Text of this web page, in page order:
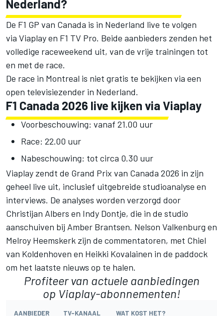
Nederland?
De F1 GP van Canada is in Nederland live te volgen
via Viaplay en F1 TV Pro. Beide aanbieders zenden het
volledige raceweekend uit, van de vrije trainingen tot
en met de race.
De race in Montreal is niet gratis te bekijken via een
open televisiezender in Nederland.
F1 Canada 2026 live kijken via Viaplay
Voorbeschouwing: vanaf 21.00 uur
Race: 22.00 uur
Nabeschouwing: tot circa 0.30 uur
Viaplay zendt de Grand Prix van Canada 2026 in zijn
geheel live uit, inclusief uitgebreide studioanalyse en
interviews. De analyses worden verzorgd door
Christijan Albers en Indy Dontje, die in de studio
aanschuiven bij Amber Brantsen. Nelson Valkenburg en
Melroy Heemskerk zijn de commentatoren, met Chiel
van Koldenhoven en Heikki Kovalainen in de paddock
om het laatste nieuws op te halen.
Profiteer van actuele aanbiedingen
op Viaplay-abonnementen!
AANBIEDER TV-KANAAL WAT KOST HET?